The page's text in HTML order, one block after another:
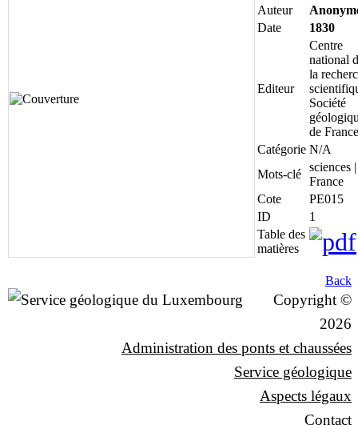
Auteur
Date
1830
Editeur
Centre
national
la
Société
de France
Catégorie N/A
Mots-clé
sciences |
France
Cote
PE015
ID
1
Table des
matières
Back
Copyright ©
2026
Administration des ponts et chaussées
Service géologique
Aspects légaux
Contact